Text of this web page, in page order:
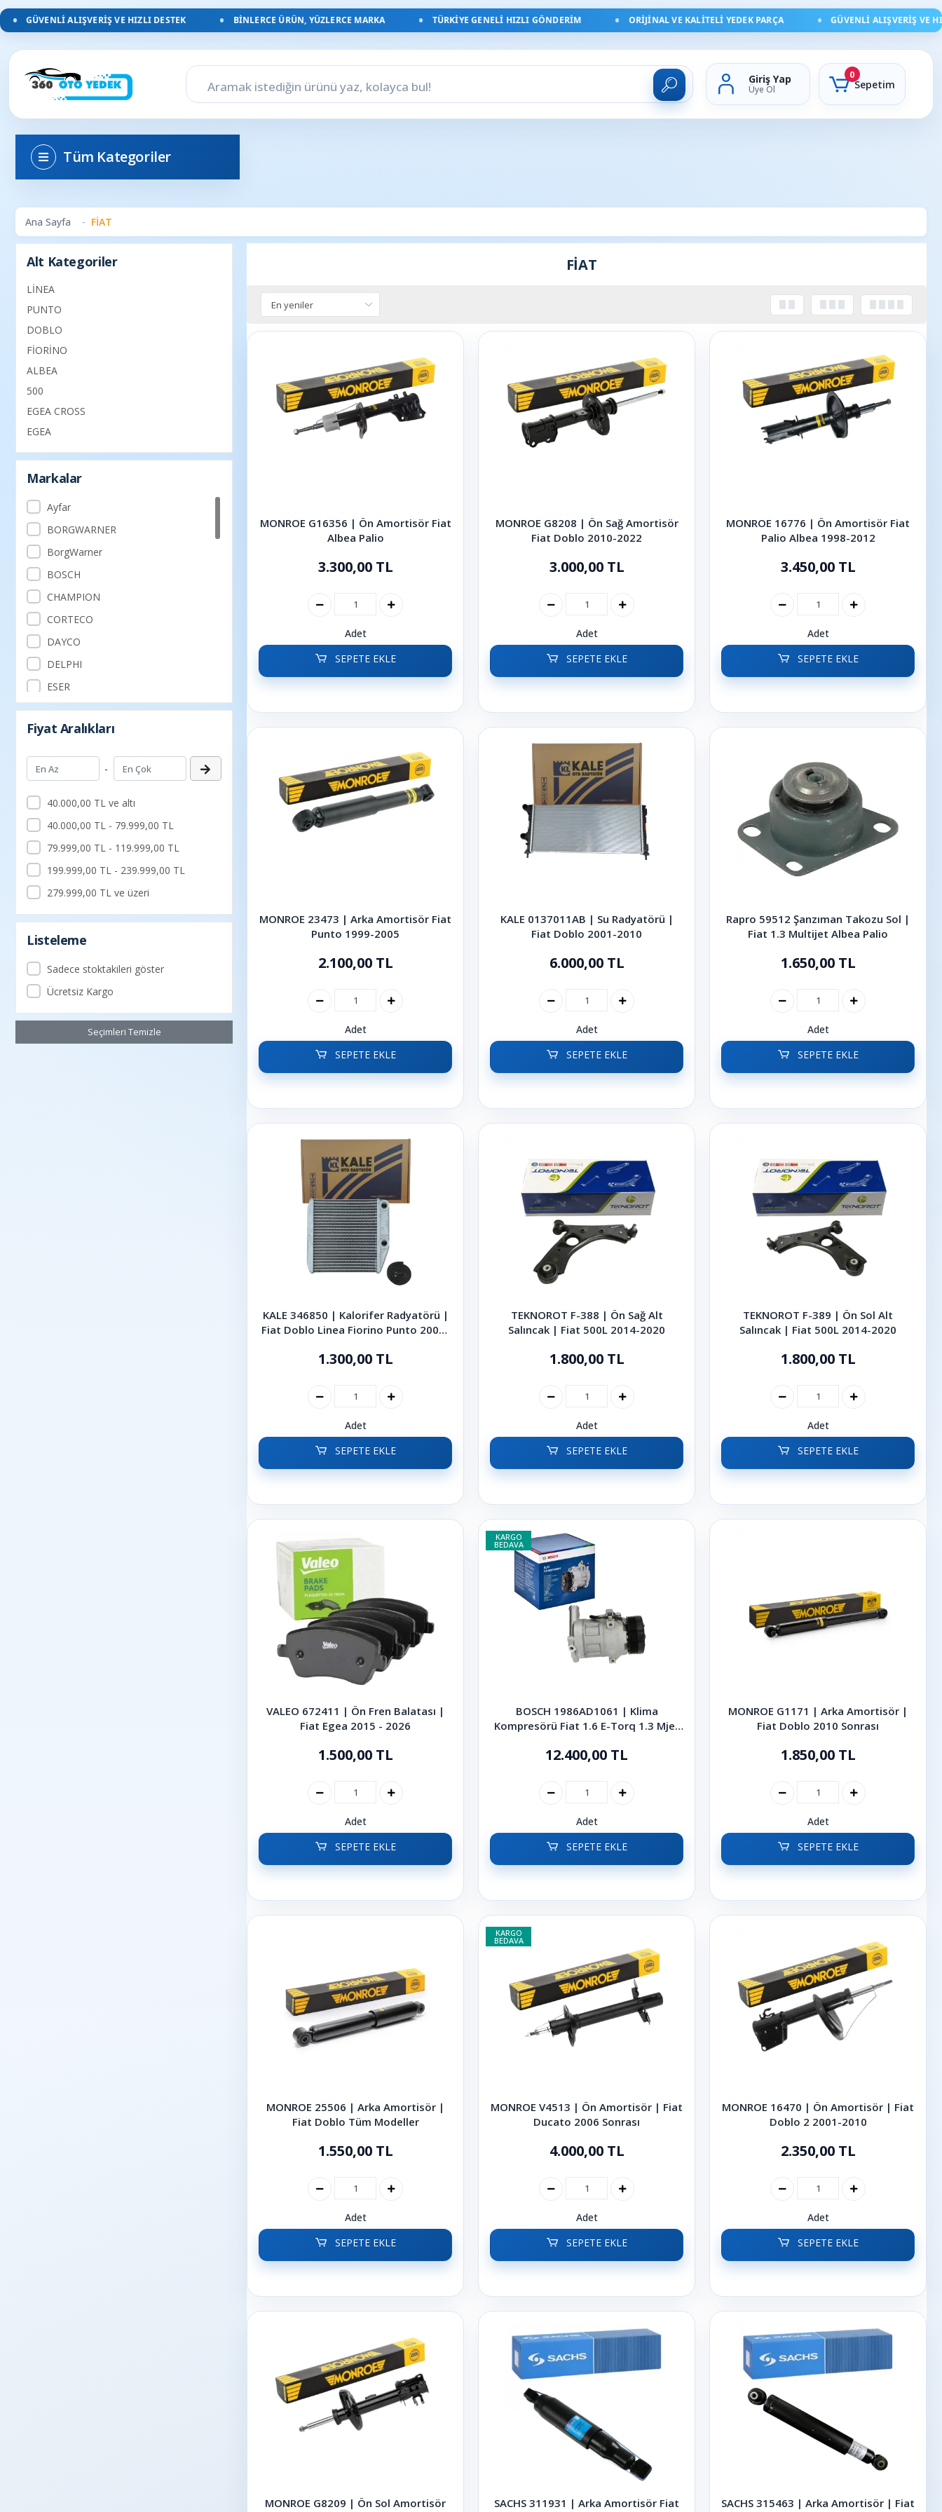
ALIŞVERIŞ VE HIZLI DESTEK BINLERCE ÜRÜN, YÜZLERCE MARKA TÜRKIYE GENELI HIZLI GÖNDERIM ORIJINAL VE KALITELI YEDEK PARÇA GÜVENLI ALIŞVERIŞ VE HIZLI
Giriş Yap
Üye Ol
0
Sepetim
Tüm Kategoriler
Ana Sayfa FİAT
Alt Kategoriler
LİNEA
PUNTO
DOBLO
FİORİNO
ALBEA
500
EGEA CROSS
EGEA
Markalar
Ayfar
BORGWARNER
BorgWarner
BOSCH
CHAMPION
CORTECO
DAYCO
DELPHI
ESER
Filtron
GARRETT
GATES
GUA
GVA
HELLA
INA
KALE
LANCİA
Magneti Marelli
MITA
MONROE
Fiyat Aralıkları
-
40.000,00 TL ve altı
40.000,00 TL - 79.999,00 TL
79.999,00 TL - 119.999,00 TL
199.999,00 TL - 239.999,00 TL
279.999,00 TL ve üzeri
Listeleme
Sadece stoktakileri göster
Ücretsiz Kargo
Seçimleri Temizle
FİAT
MONROE G16356 | Ön Amortisör Fiat
Albea Palio
3.300,00 TL
Adet
SEPETE EKLE
MONROE G8208 | Ön Sağ Amortisör
Fiat Doblo 2010-2022
3.000,00 TL
Adet
SEPETE EKLE
MONROE 16776 | Ön Amortisör Fiat
Palio Albea 1998-2012
3.450,00 TL
Adet
SEPETE EKLE
MONROE 23473 | Arka Amortisör Fiat
Punto 1999-2005
2.100,00 TL
Adet
SEPETE EKLE
KALE 0137011AB | Su Radyatörü |
Fiat Doblo 2001-2010
6.000,00 TL
Adet
SEPETE EKLE
Rapro 59512 Şanzıman Takozu Sol |
Fiat 1.3 Multijet Albea Palio
1.650,00 TL
Adet
SEPETE EKLE
KALE 346850 | Kalorifer Radyatörü |
Fiat Doblo Linea Fiorino Punto 2006-
1.300,00 TL
Adet
SEPETE EKLE
TEKNOROT F-388 | Ön Sağ Alt
Salıncak | Fiat 500L 2014-2020
1.800,00 TL
Adet
SEPETE EKLE
TEKNOROT F-389 | Ön Sol Alt
Salıncak | Fiat 500L 2014-2020
1.800,00 TL
Adet
SEPETE EKLE
VALEO 672411 | Ön Fren Balatası |
Fiat Egea 2015 - 2026
1.500,00 TL
Adet
SEPETE EKLE
KARGO
BEDAVA
BOSCH 1986AD1061 | Klima
Kompresörü Fiat 1.6 E-Torq 1.3 Mjet
12.400,00 TL
Adet
SEPETE EKLE
MONROE G1171 | Arka Amortisör |
Fiat Doblo 2010 Sonrası
1.850,00 TL
Adet
SEPETE EKLE
MONROE 25506 | Arka Amortisör |
Fiat Doblo Tüm Modeller
1.550,00 TL
Adet
SEPETE EKLE
KARGO
BEDAVA
MONROE V4513 | Ön Amortisör | Fiat
Ducato 2006 Sonrası
4.000,00 TL
Adet
SEPETE EKLE
MONROE 16470 | Ön Amortisör | Fiat
Doblo 2 2001-2010
2.350,00 TL
Adet
SEPETE EKLE
MONROE G8209 | Ön Sol Amortisör
SACHS 311931 | Arka Amortisör Fiat
SACHS 315463 | Arka Amortisör | Fiat